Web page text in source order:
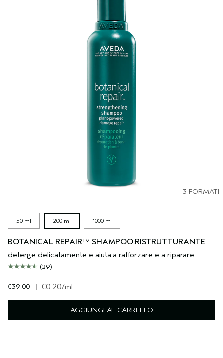
3 FORMATI
50 ml 200 ml 1000 ml
BOTANICAL REPAIR™ SHAMPOO:RISTRUTTURANTE
deterge delicatamente e aiuta a rafforzare e a riparare
(29)
€39.00 | €0.20/ml
AGGIUNGI AL CARRELLO